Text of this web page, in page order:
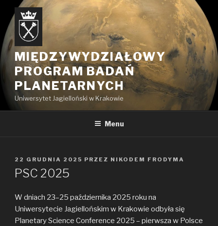
Przejdź
treści
MIĘDZYWYDZIAŁOWY
PROGRAM BADAŃ
PLANETARNYCH
Uniwersytet Jagielloński w Krakowie
Menu
OPUBLIKOWANE
W
22 GRUDNIA 2025 PRZEZ NIKODEM FRODYMA
PSC 2025
W dniach 23–25 października 2025 roku na
Uniwersytecie Jagiellońskim w Krakowie odbyła się
Planetary Science Conference 2025 – pierwsza w Polsce